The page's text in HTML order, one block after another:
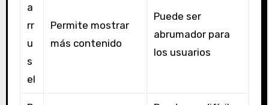
a
rr
u
s
el
Permite mostrar
más contenido
Puede ser
abrumador para
los usuarios